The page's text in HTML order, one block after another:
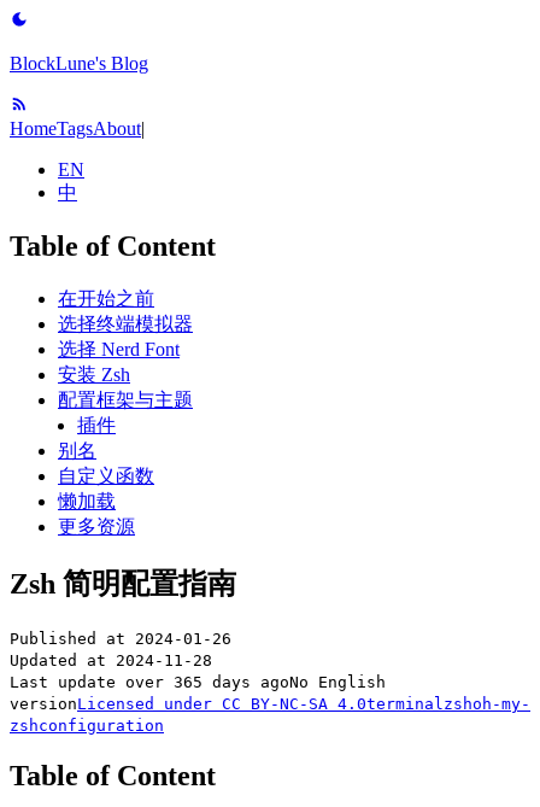
BlockLune's Blog
HomeTagsAbout|
EN
中
Table of Content
在开始之前
选择终端模拟器
选择 Nerd Font
安装 Zsh
配置框架与主题
插件
别名
自定义函数
懒加载
更多资源
Zsh 简明配置指南
Published at
2024-01-26
Updated at
2024-11-28
Last update over 365 days agoNo English
versionLicensed under CC BY-NC-SA 4.0terminal zshoh-my-
zshconfiguration
Table of Content